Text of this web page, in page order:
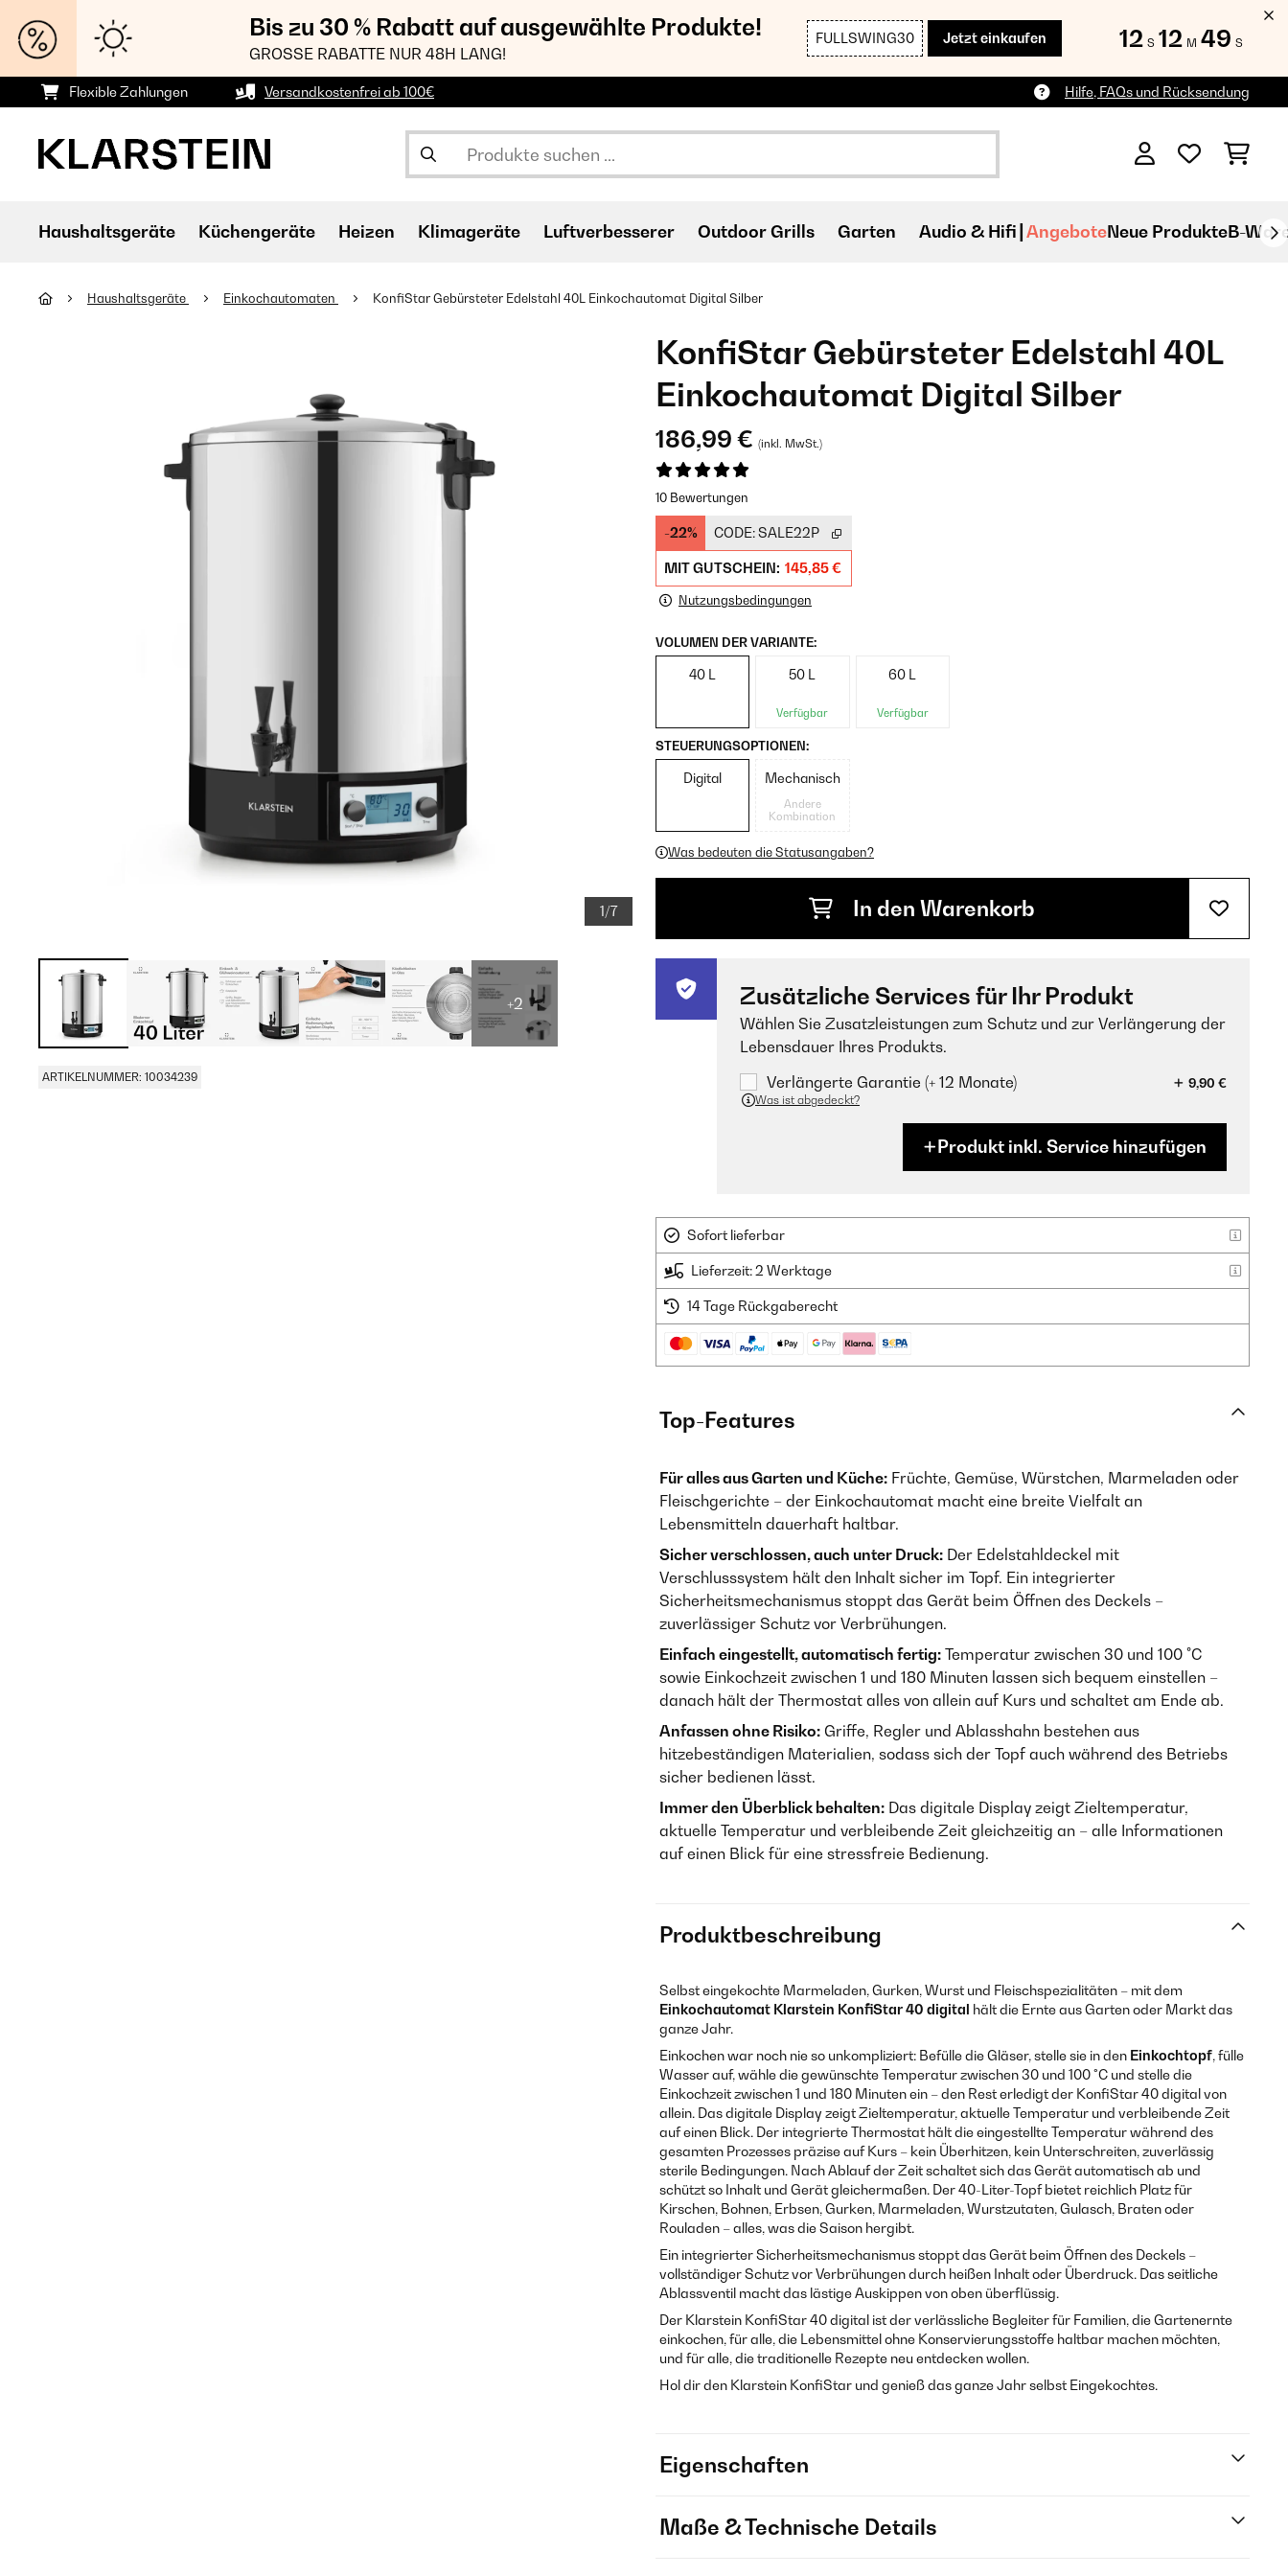
Bis zu 30 % Rabatt auf ausgewählte Produkte!
GROSSE RABATTE NUR 48H LANG!
FULLSWING30 Jetzt einkaufen 12 S 12 M 48 S
Flexible Zahlungen Versandkostenfrei ab 100€ Hilfe, FAQs und Rücksendung
Haushaltsgeräte Küchengeräte Heizen Klimageräte Luftverbesserer Outdoor Grills Garten Audio & Hifi AngeboteNeue ProdukteB-
Haushaltsgeräte Einkochautomaten KonfiStar Gebürsteter Edelstahl 40L Einkochautomat Digital Silber
1/7
+2
ARTIKELNUMMER: 10034239
KonfiStar Gebürsteter Edelstahl 40L
Einkochautomat Digital Silber
186,99 € (inkl. MwSt.)
10 Bewertungen
-22% CODE:SALE22P
MIT GUTSCHEIN: 145,85 €
Nutzungsbedingungen
VOLUMEN DER VARIANTE:
40 L 50 L
Verfügbar
60 L
Verfügbar
STEUERUNGSOPTIONEN:
Digital Mechanisch
Andere
Kombination
Was bedeuten die Statusangaben?
In den Warenkorb
Zusätzliche Services für Ihr Produkt
Wählen Sie Zusatzleistungen zum Schutz und zur Verlängerung der
Lebensdauer Ihres Produkts.
Verlängerte Garantie (+ 12 Monate)
9,90 €
Was ist abgedeckt?
Produkt inkl. Service hinzufügen
Sofort lieferbar
Lieferzeit: 2 Werktage
14 Tage Rückgaberecht
Top-Features
Für alles aus Garten und Küche: Früchte, Gemüse, Würstchen, Marmeladen oder
Fleischgerichte – der Einkochautomat macht eine breite Vielfalt an
Lebensmitteln dauerhaft haltbar.
Sicher verschlossen, auch unter Druck: Der Edelstahldeckel mit
Verschlusssystem hält den Inhalt sicher im Topf. Ein integrierter
Sicherheitsmechanismus stoppt das Gerät beim Öffnen des Deckels –
zuverlässiger Schutz vor Verbrühungen.
Einfach eingestellt, automatisch fertig: Temperatur zwischen 30 und 100 °C
sowie Einkochzeit zwischen 1 und 180 Minuten lassen sich bequem einstellen –
danach hält der Thermostat alles von allein auf Kurs und schaltet am Ende ab.
Anfassen ohne Risiko: Griffe, Regler und Ablasshahn bestehen aus
hitzebeständigen Materialien, sodass sich der Topf auch während des Betriebs
sicher bedienen lässt.
Immer den Überblick behalten: Das digitale Display zeigt Zieltemperatur,
aktuelle Temperatur und verbleibende Zeit gleichzeitig an – alle Informationen
auf einen Blick für eine stressfreie Bedienung.
Produktbeschreibung
Selbst eingekochte Marmeladen, Gurken, Wurst und Fleischspezialitäten – mit dem
Einkochautomat Klarstein KonfiStar 40 digital hält die Ernte aus Garten oder Markt das
ganze Jahr.
Einkochen war noch nie so unkompliziert: Befülle die Gläser, stelle sie in den Einkochtopf, fülle
Wasser auf, wähle die gewünschte Temperatur zwischen 30 und 100 °C und stelle die
Einkochzeit zwischen 1 und 180 Minuten ein – den Rest erledigt der KonfiStar 40 digital von
allein. Das digitale Display zeigt Zieltemperatur, aktuelle Temperatur und verbleibende Zeit
auf einen Blick. Der integrierte Thermostat hält die eingestellte Temperatur während des
gesamten Prozesses präzise auf Kurs – kein Überhitzen, kein Unterschreiten, zuverlässig
sterile Bedingungen. Nach Ablauf der Zeit schaltet sich das Gerät automatisch ab und
schützt so Inhalt und Gerät gleichermaßen. Der 40-Liter-Topf bietet reichlich Platz für
Kirschen, Bohnen, Erbsen, Gurken, Marmeladen, Wurstzutaten, Gulasch, Braten oder
Rouladen – alles, was die Saison hergibt.
Ein integrierter Sicherheitsmechanismus stoppt das Gerät beim Öffnen des Deckels –
vollständiger Schutz vor Verbrühungen durch heißen Inhalt oder Überdruck. Das seitliche
Ablassventil macht das lästige Auskippen von oben überflüssig.
Der Klarstein KonfiStar 40 digital ist der verlässliche Begleiter für Familien, die Gartenernte
einkochen, für alle, die Lebensmittel ohne Konservierungsstoffe haltbar machen möchten,
und für alle, die traditionelle Rezepte neu entdecken wollen.
Hol dir den Klarstein KonfiStar und genieß das ganze Jahr selbst Eingekochtes.
Eigenschaften
Maße & Technische Details